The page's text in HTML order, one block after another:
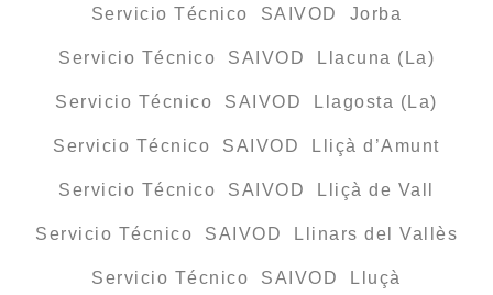
Servicio Técnico SAIVOD Jorba
Servicio Técnico SAIVOD Llacuna (La)
Servicio Técnico SAIVOD Llagosta (La)
Servicio Técnico SAIVOD Lliçà d’Amunt
Servicio Técnico SAIVOD Lliçà de Vall
Servicio Técnico SAIVOD Llinars del Vallès
Servicio Técnico SAIVOD Lluçà